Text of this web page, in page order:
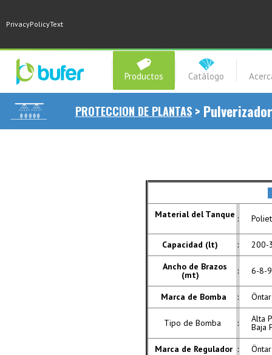
PrivacyPolicyText
Productos Catálogo
PROTECCION DE PLANTAS >
Material del Tanque :
Capacidad (lt) : 200-
Ancho de Brazos
(mt) : 6-8-
Marca de Bomba :
Tipo de Bomba : Alta
Baja
Marca de Regulador :